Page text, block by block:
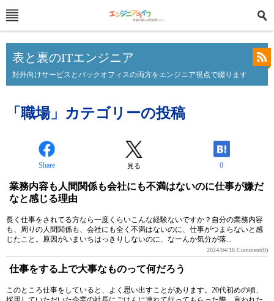
表と裏のITエンジニア
対外向けサービスとバックオフィスの両方をエンジニア視点で綴ります
「職場」カテゴリーの投稿
Share 見る 0
業務内容も人間関係も会社にも不満はないのに仕事が嫌だ
なと感じる理由
長く仕事をされてる方なら一度くらいこんな経験ないですか？自分の業務内容
も、周りの人間関係も、会社にも全く不満はないのに、仕事がつまらないと感
じたこと。原因がいまいちはっきりしないのに、なーんか気分が落...
2024/04/16 Comment(0)
仕事をする上で大事なものって何だろう
このところ仕事をしていると、よく思い出すことがあります。20代初めの頃、